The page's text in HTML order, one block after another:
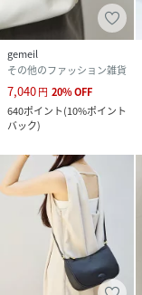
gemeil
その他のファッション雑貨
7,040円 20%OFF
640ポイント(10%ポイント
バック)